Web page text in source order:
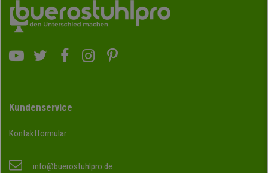
Kundenservice
Kontaktformular
info@buerostuhlpro.de